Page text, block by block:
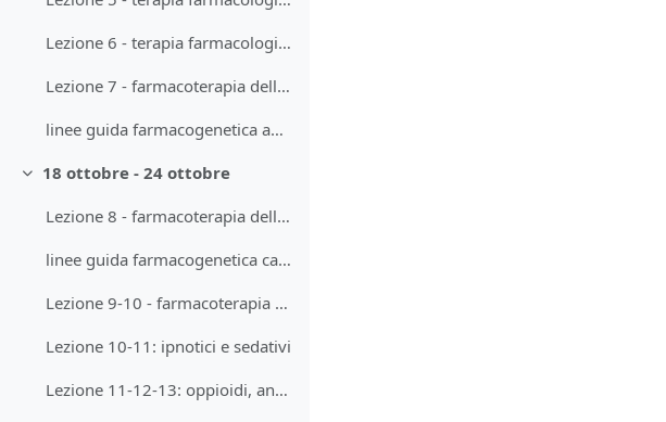
Lezione 6 - terapia farmacologica della depressione e dei disturbi d'ansia
Lezione 7 - farmacoterapia della psicosi e della mania
linee guida farmacogenetica antidepressivi triciclici
Minimizza
18 ottobre - 24 ottobre
Lezione 8 - farmacoterapia delle epilessie
linee guida farmacogenetica carbamazepina
Lezione 9-10 - farmacoterapia delle malattie neurodegenerative
Lezione 10-11: ipnotici e sedativi
Lezione 11-12-13: oppioidi, analgesia e trattamento del dolore